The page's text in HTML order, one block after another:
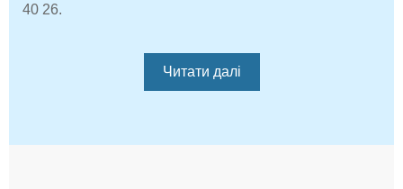
40 26.
Читати далі